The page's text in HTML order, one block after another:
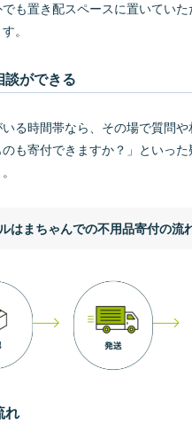
も置き配スペースに置いてい
。
談ができる
る時間帯なら、その場で質問や
のも寄付できますか？」といっ
はまちゃんでの不用品寄付の流
れ